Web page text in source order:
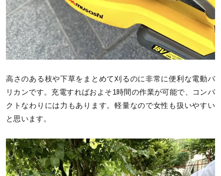
高さのある枝や下草をまとめて刈るのに非常に便利な電動バ
リカンです。充電すればおよそ1時間の作業が可能で、コンパ
クトなわりには力もあります。軽量なので女性も扱いやすい
と思います。